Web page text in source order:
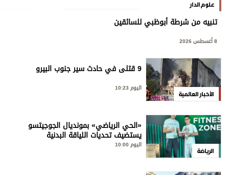
علوم الدار
تنبيه من شرطة أبوظبي للسائقين
8 أغسطس 2026
الأخبار العالمية
9 قتلى في حادث سير جنوب البيرو
اليوم 10:23
الرياضة
«الحي الرياضي» بمونديال الجوجيتسو
يستضيف تحديات اللياقة البدنية
اليوم 10:00